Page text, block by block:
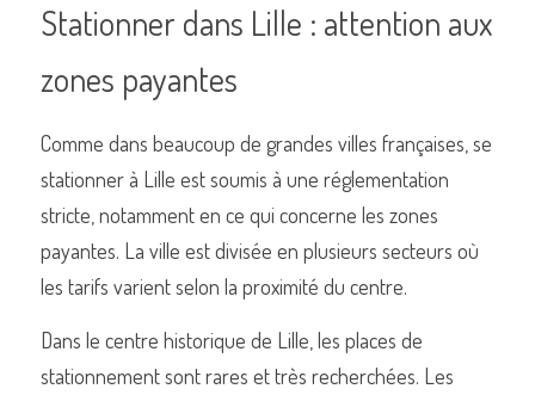
Stationner dans Lille : attention aux
zones payantes
Comme dans beaucoup de grandes villes françaises, se
stationner à Lille est soumis à une réglementation
stricte, notamment en ce qui concerne les zones
payantes. La ville est divisée en plusieurs secteurs où
les tarifs varient selon la proximité du centre.
Dans le centre historique de Lille, les places de
stationnement sont rares et très recherchées. Les